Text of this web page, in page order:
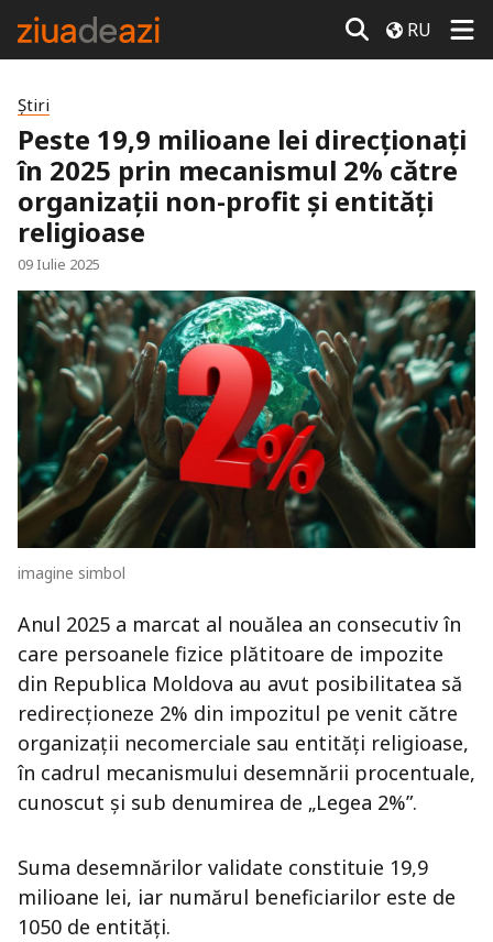
RU
Știri
Peste 19,9 milioane lei direcționați
în 2025 prin mecanismul 2% către
organizații non-profit și entități
religioase
09 Iulie 2025
imagine simbol
Anul 2025 a marcat al nouălea an consecutiv în
care persoanele fizice plătitoare de impozite
din Republica Moldova au avut posibilitatea să
redirecționeze 2% din impozitul pe venit către
organizații necomerciale sau entități religioase,
în cadrul mecanismului desemnării procentuale,
cunoscut și sub denumirea de „Legea 2%”.
Suma desemnărilor validate constituie 19,9
milioane lei, iar numărul beneficiarilor este de
1050 de entități.